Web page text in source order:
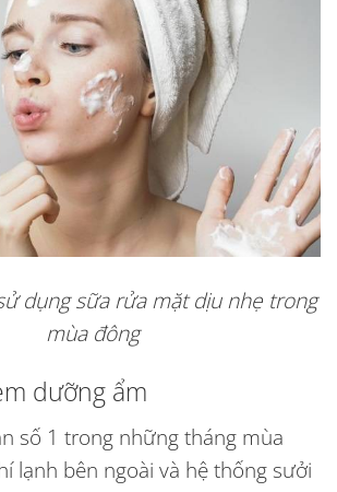
dụng sữa rửa mặt dịu nhẹ trong
mùa đông
dưỡng ẩm
số 1 trong những tháng mùa
lạnh bên ngoài và hệ thống sưởi